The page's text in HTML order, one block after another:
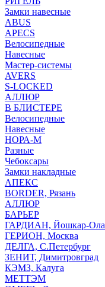
Замки навесные
ABUS
APECS
Велосипедные
Навесные
Мастер-системы
AVERS
S-LOCKED
АЛЛЮР
В БЛИСТЕРЕ
Велосипедные
Навесные
НОРА-М
Разные
Чебоксары
Замки накладные
АПЕКС
BORDER, Рязань
АЛЛЮР
БАРЬЕР
ГАРДИАН, Йошкар-Ола
ГЕРИОН, Москва
ДЕЛГА, С.Петербург
ЗЕНИТ, Димитровград
КЭМЗ, Калуга
МЕТТЭМ